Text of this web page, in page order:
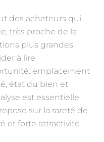
des acheteurs qui
très proche de la
plus grandes.
à lire
emplacement
état du bien et
est essentielle
sur la rareté de
et forte attractivité